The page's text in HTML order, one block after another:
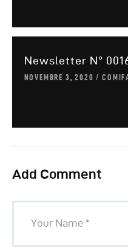
Newsletter N°
NOVEMBRE 3, 2020
Add Comment